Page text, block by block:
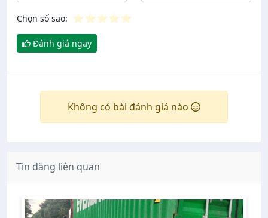
Chọn số sao: ⭐⭐⭐⭐⭐
Đánh giá ngay
Không có bài đánh giá nào
Tin đăng liên quan